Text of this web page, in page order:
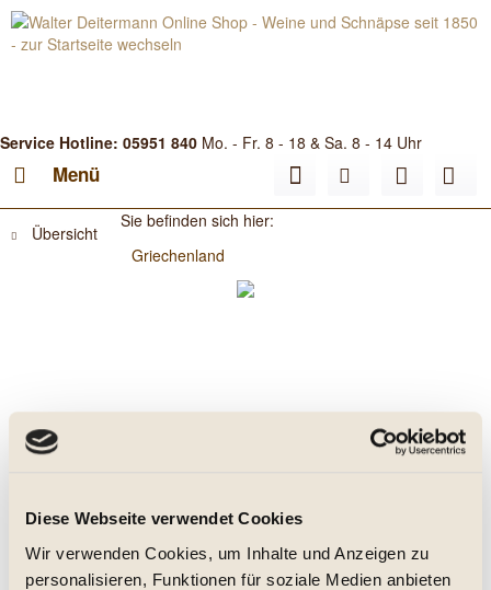
Diese Webseite verwendet Cookies
Wir verwenden Cookies, um Inhalte und Anzeigen zu
personalisieren, Funktionen für soziale Medien anbieten
Service Hotline: 05951 840 Mo. - Fr. 8 - 18 & Sa. 8 - 14 Uhr
Menü
Übersicht
Sie befinden sich hier:
Griechenland
Amethystos Rosé, Costa Lazaridi 2023
trocken, Jg. 2023